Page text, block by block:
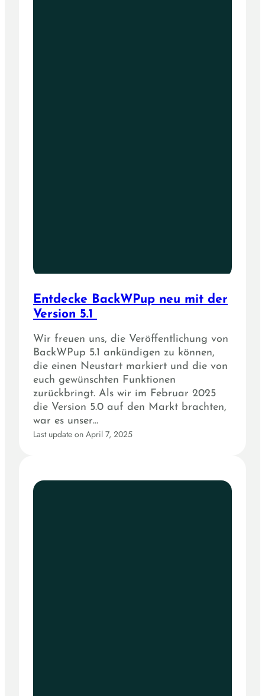
Entdecke BackWPup neu mit der
Version 5.1
Wir freuen uns, die Veröffentlichung von
BackWPup 5.1 ankündigen zu können,
die einen Neustart markiert und die von
euch gewünschten Funktionen
zurückbringt. Als wir im Februar 2025
die Version 5.0 auf den Markt brachten,
war es unser…
Last update on April 7, 2025